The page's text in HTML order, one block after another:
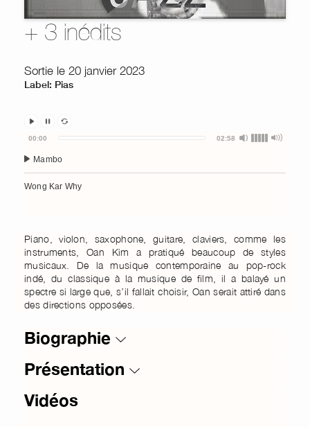
+ 3 inédits
Sortie le 20 janvier 2023
Label: Pias
Audio
Player
Mambo
Wong Kar Why
00:00 02:58
Piano, violon, saxophone, guitare, claviers, comme les
instruments, Oan Kim a pratiqué beaucoup de styles
musicaux. De la musique contemporaine au pop-rock
indé, du classique à la musique de film, il a balayé un
spectre si large que, s’il fallait choisir, Oan serait attiré dans
des directions opposées.
Biographie
Présentation
Vidéos